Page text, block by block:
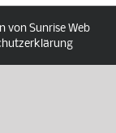
von Sunrise Web